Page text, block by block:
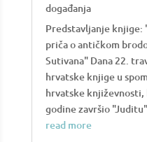
događanja
Predstavljanje knjige:
priča o antičkom
Sutivana" Dana 22.
hrvatske knjige u
hrvatske
godine završio
read more